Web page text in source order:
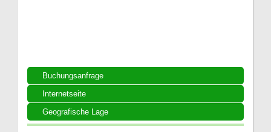
Buchungsanfrage
Internetseite
Geografische Lage